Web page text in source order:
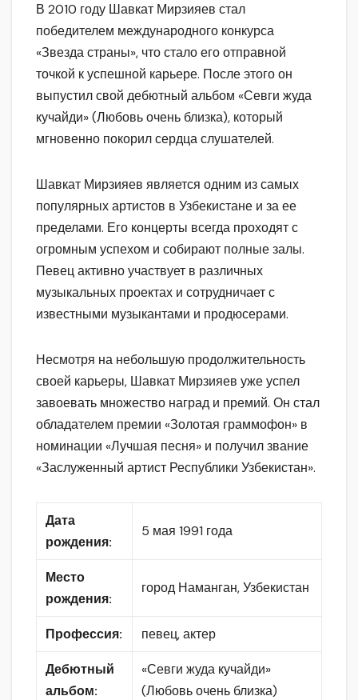
В 2010 году Шавкат Мирзияев стал
победителем международного конкурса
«Звезда страны», что стало его отправной
точкой к успешной карьере. После этого он
выпустил свой дебютный альбом «Севги жуда
кучайди» (Любовь очень близка), который
мгновенно покорил сердца слушателей.
Шавкат Мирзияев является одним из самых
популярных артистов в Узбекистане и за ее
пределами. Его концерты всегда проходят с
огромным успехом и собирают полные залы.
Певец активно участвует в различных
музыкальных проектах и сотрудничает с
известными музыкантами и продюсерами.
Несмотря на небольшую продолжительность
своей карьеры, Шавкат Мирзияев уже успел
завоевать множество наград и премий. Он стал
обладателем премии «Золотая граммофон» в
номинации «Лучшая песня» и получил звание
«Заслуженный артист Республики Узбекистан».
Дата
рождения:
5 мая 1991 года
Место
рождения:
город Наманган, Узбекистан
Профессия: певец, актер
Дебютный
альбом:
«Севги жуда кучайди»
(Любовь очень близка)